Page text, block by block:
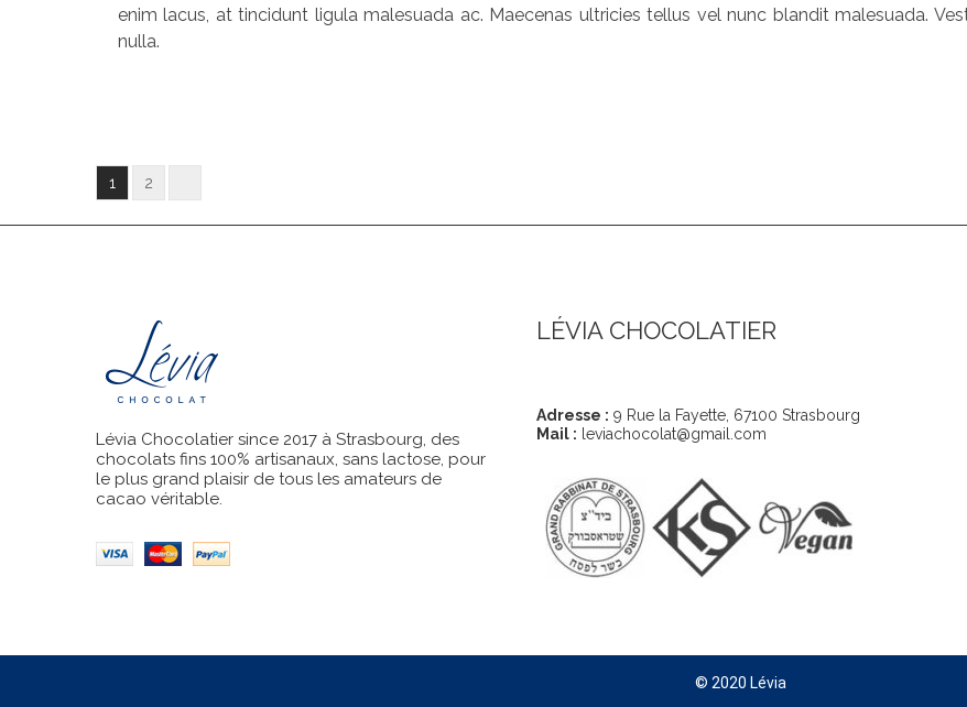
enim lacus, at tincidunt ligula malesuada ac. Maecenas ultricies tellus vel nunc blandit malesuada.
nulla.
Posts
pagination
Page
1 Page
2
Lévia Chocolatier since 2017 à Strasbourg, des
chocolats fins 100% artisanaux, sans lactose, pour
le plus grand plaisir de tous les amateurs de
cacao véritable.
LÉVIA CHOCOLATIER
Adresse : 9 Rue la Fayette, 67100 Strasbourg
Mail : leviachocolat@gmail.com
© 2020 Lévia